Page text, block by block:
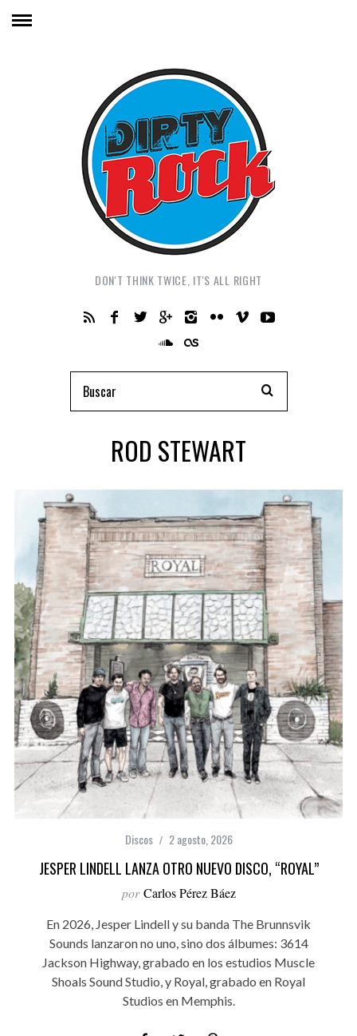
DON'T THINK TWICE, IT'S ALL RIGHT
ROD STEWART
Discos 2 agosto, 2026
JESPER LINDELL LANZA OTRO NUEVO DISCO, “ROYAL”
por Carlos Pérez Báez
En 2026, Jesper Lindell y su banda The Brunnsvik
Sounds lanzaron no uno, sino dos álbumes: 3614
Jackson Highway, grabado en los estudios Muscle
Shoals Sound Studio, y Royal, grabado en Royal
Studios en Memphis.